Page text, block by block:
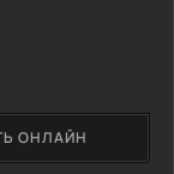
ОНЛАЙН